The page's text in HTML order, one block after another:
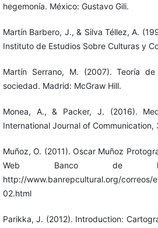
hegemonía. México: Gustavo Gili.
Martín Barbero, J., & Silva Téllez, A.
Instituto de Estudios Sobre Culturas y
Martín Serrano, M. (2007). Teoría
sociedad. Madrid: McGraw Hill.
Monea, A., & Packer, J. (2016).
International Journal of Communication,
Muñoz, O. (2011). Oscar Muñoz
Web Banco de la
http://www.banrepcultural.org/correos/
02.html
Parikka, J. (2012). Introduction: